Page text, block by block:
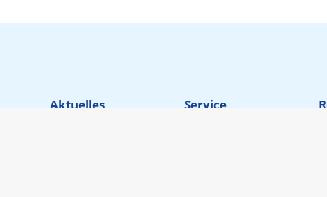
Aktuelles Service